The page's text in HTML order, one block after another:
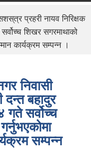
प्रहरी नायव निरिक्षक
शिखर सगरमाथाको
कार्यक्रम सम्पन्न ।
निवासी
दन्त बहादुर
सर्वोच्च
सम्पन्न